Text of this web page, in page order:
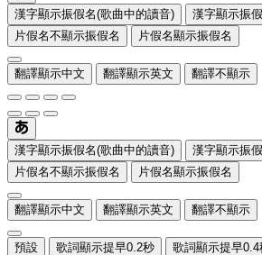
漢字顯示振假名(歌曲中的讀音) 漢字顯示振
片假名不顯示振假名
片假名顯示振假名
翻譯顯示中文 翻譯顯示英文 翻譯不顯示
漢字顯示振假名(歌曲中的讀音) 漢字顯示振
片假名不顯示振假名
片假名顯示振假名
翻譯顯示中文 翻譯顯示英文 翻譯不顯示
預設 歌詞顯示提早0.2秒 歌詞顯示提早0.4